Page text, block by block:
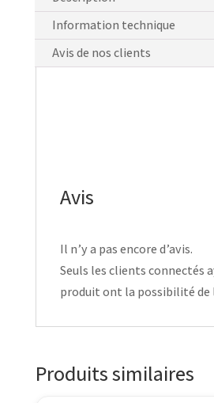
Information technique
Avis de nos clients
Avis
Il n’y a pas encore d’avis.
Seuls les clients connectés
produit ont la possibilité de
Produits similaires